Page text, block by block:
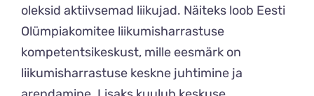
oleksid aktiivsemad liikujad. Näiteks loob Eesti
Olümpiakomitee liikumisharrastuse
kompetentsikeskust, mille eesmärk on
liikumisharrastuse keskne juhtimine ja